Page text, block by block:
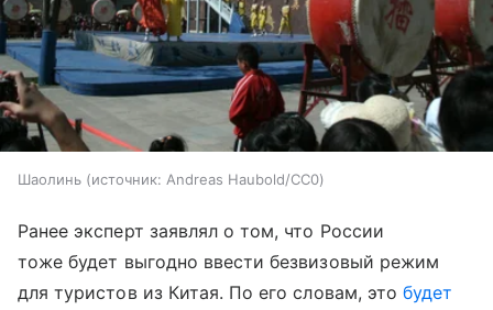
Шаолинь источник: Andreas Haubold/CC0
Ранее эксперт заявлял о том, что России
тоже будет выгодно ввести безвизовый режим
для туристов из Китая. По его словам, этобудет